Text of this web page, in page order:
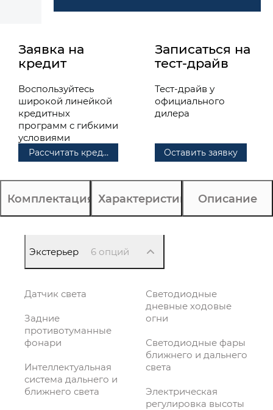
Заявка на
кредит
Воспользуйтесь
широкой линейкой
кредитных
программ с гибкими
условиями
Рассчитать кредит
Записаться на
тест-драйв
Тест-драйв у
официального
дилера
Оставить заявку
Комплектация Характеристики Описание
Экстерьер 6 опций
Датчик света
Задние
противотуманные
фонари
Интеллектуальная
система дальнего и
ближнего света
Светодиодные
дневные ходовые
огни
Светодиодные фары
ближнего и дальнего
света
Электрическая
регулировка высоты